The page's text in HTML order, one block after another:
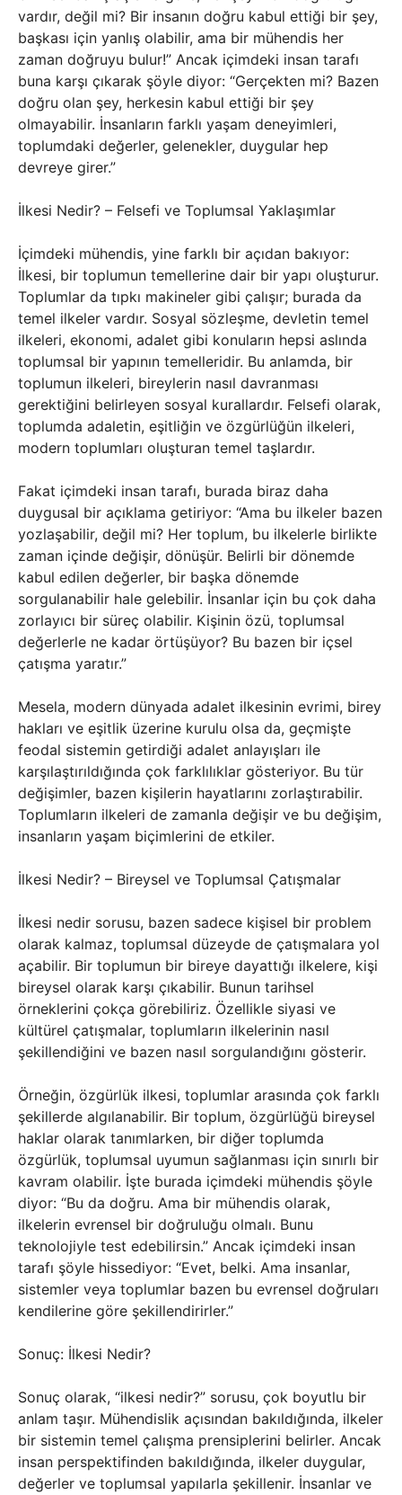
vardır, değil mi? Bir insanın doğru kabul ettiği bir şey,
başkası için yanlış olabilir, ama bir mühendis her
zaman doğruyu bulur!” Ancak içimdeki insan tarafı
buna karşı çıkarak şöyle diyor: “Gerçekten mi? Bazen
doğru olan şey, herkesin kabul ettiği bir şey
olmayabilir. İnsanların farklı yaşam deneyimleri,
toplumdaki değerler, gelenekler, duygular hep
devreye girer.”
İlkesi Nedir? – Felsefi ve Toplumsal Yaklaşımlar
İçimdeki mühendis, yine farklı bir açıdan bakıyor:
İlkesi, bir toplumun temellerine dair bir yapı oluşturur.
Toplumlar da tıpkı makineler gibi çalışır; burada da
temel ilkeler vardır. Sosyal sözleşme, devletin temel
ilkeleri, ekonomi, adalet gibi konuların hepsi aslında
toplumsal bir yapının temelleridir. Bu anlamda, bir
toplumun ilkeleri, bireylerin nasıl davranması
gerektiğini belirleyen sosyal kurallardır. Felsefi olarak,
toplumda adaletin, eşitliğin ve özgürlüğün ilkeleri,
modern toplumları oluşturan temel taşlardır.
Fakat içimdeki insan tarafı, burada biraz daha
duygusal bir açıklama getiriyor: “Ama bu ilkeler bazen
yozlaşabilir, değil mi? Her toplum, bu ilkelerle birlikte
zaman içinde değişir, dönüşür. Belirli bir dönemde
kabul edilen değerler, bir başka dönemde
sorgulanabilir hale gelebilir. İnsanlar için bu çok daha
zorlayıcı bir süreç olabilir. Kişinin özü, toplumsal
değerlerle ne kadar örtüşüyor? Bu bazen bir içsel
çatışma yaratır.”
Mesela, modern dünyada adalet ilkesinin evrimi, birey
hakları ve eşitlik üzerine kurulu olsa da, geçmişte
feodal sistemin getirdiği adalet anlayışları ile
karşılaştırıldığında çok farklılıklar gösteriyor. Bu tür
değişimler, bazen kişilerin hayatlarını zorlaştırabilir.
Toplumların ilkeleri de zamanla değişir ve bu değişim,
insanların yaşam biçimlerini de etkiler.
İlkesi Nedir? – Bireysel ve Toplumsal Çatışmalar
İlkesi nedir sorusu, bazen sadece kişisel bir problem
olarak kalmaz, toplumsal düzeyde de çatışmalara yol
açabilir. Bir toplumun bir bireye dayattığı ilkelere, kişi
bireysel olarak karşı çıkabilir. Bunun tarihsel
örneklerini çokça görebiliriz. Özellikle siyasi ve
kültürel çatışmalar, toplumların ilkelerinin nasıl
şekillendiğini ve bazen nasıl sorgulandığını gösterir.
Örneğin, özgürlük ilkesi, toplumlar arasında çok farklı
şekillerde algılanabilir. Bir toplum, özgürlüğü bireysel
haklar olarak tanımlarken, bir diğer toplumda
özgürlük, toplumsal uyumun sağlanması için sınırlı bir
kavram olabilir. İşte burada içimdeki mühendis şöyle
diyor: “Bu da doğru. Ama bir mühendis olarak,
ilkelerin evrensel bir doğruluğu olmalı. Bunu
teknolojiyle test edebilirsin.” Ancak içimdeki insan
tarafı şöyle hissediyor: “Evet, belki. Ama insanlar,
sistemler veya toplumlar bazen bu evrensel doğruları
kendilerine göre şekillendirirler.”
Sonuç: İlkesi Nedir?
Sonuç olarak, “ilkesi nedir?” sorusu, çok boyutlu bir
anlam taşır. Mühendislik açısından bakıldığında, ilkeler
bir sistemin temel çalışma prensiplerini belirler. Ancak
insan perspektifinden bakıldığında, ilkeler duygular,
değerler ve toplumsal yapılarla şekillenir. İnsanlar ve